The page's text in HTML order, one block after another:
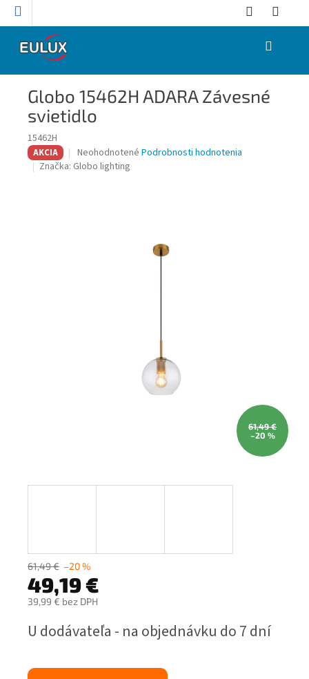
Prejsť
NÁKUPNÝ
Globo 15462H ADARA Závesné
svietidlo
15462H
AKCIA
Priemerné
hodnotenie
Neohodnotené Podrobnosti hodnotenia
Značka: Globo lighting
61,49 €
–20 %
61,49 € –20 %
49,19 €
39,99 € bez DPH
cena:
U dodávateľa - na objednávku do 7 dní